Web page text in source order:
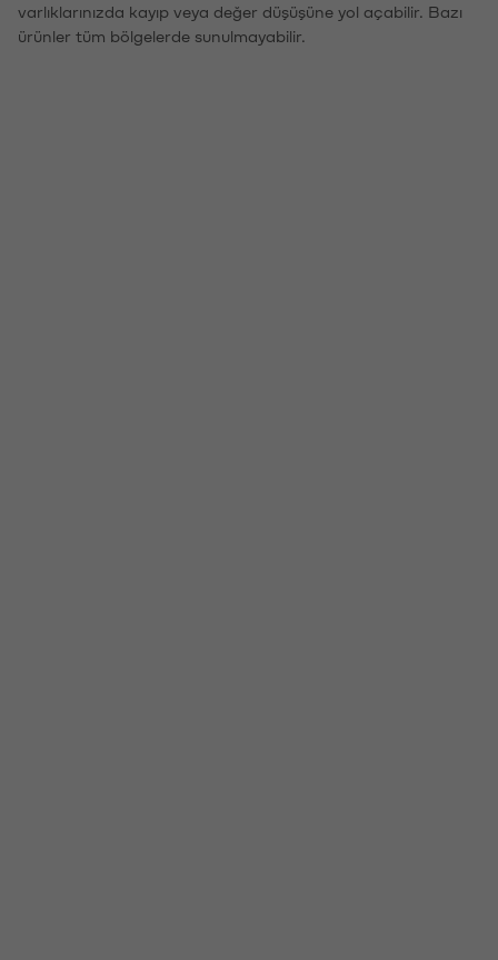
varlıklarınızda kayıp veya değer düşüşüne yol açabilir. Bazı
ürünler tüm bölgelerde sunulmayabilir.